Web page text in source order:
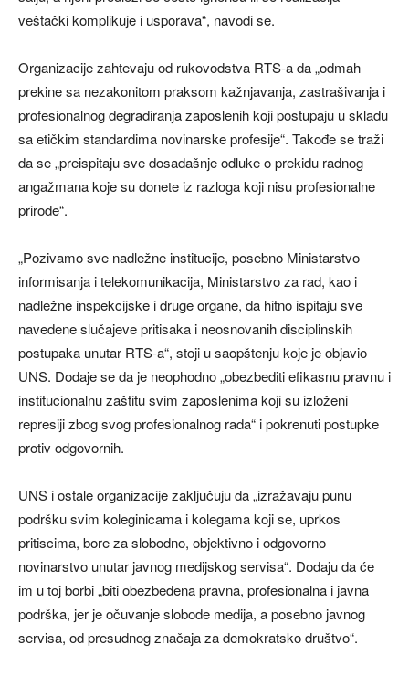
veštački komplikuje i usporava“, navodi se.
Organizacije zahtevaju od rukovodstva RTS-a da „odmah
prekine sa nezakonitom praksom kažnjavanja, zastrašivanja i
profesionalnog degradiranja zaposlenih koji postupaju u skladu
sa etičkim standardima novinarske profesije“. Takođe se traži
da se „preispitaju sve dosadašnje odluke o prekidu radnog
angažmana koje su donete iz razloga koji nisu profesionalne
prirode“.
„Pozivamo sve nadležne institucije, posebno Ministarstvo
informisanja i telekomunikacija, Ministarstvo za rad, kao i
nadležne inspekcijske i druge organe, da hitno ispitaju sve
navedene slučajeve pritisaka i neosnovanih disciplinskih
postupaka unutar RTS-a“, stoji u saopštenju koje je objavio
UNS. Dodaje se da je neophodno „obezbediti efikasnu pravnu i
institucionalnu zaštitu svim zaposlenima koji su izloženi
represiji zbog svog profesionalnog rada“ i pokrenuti postupke
protiv odgovornih.
UNS i ostale organizacije zaključuju da „izražavaju punu
podršku svim koleginicama i kolegama koji se, uprkos
pritiscima, bore za slobodno, objektivno i odgovorno
novinarstvo unutar javnog medijskog servisa“. Dodaju da će
im u toj borbi „biti obezbeđena pravna, profesionalna i javna
podrška, jer je očuvanje slobode medija, a posebno javnog
servisa, od presudnog značaja za demokratsko društvo“.